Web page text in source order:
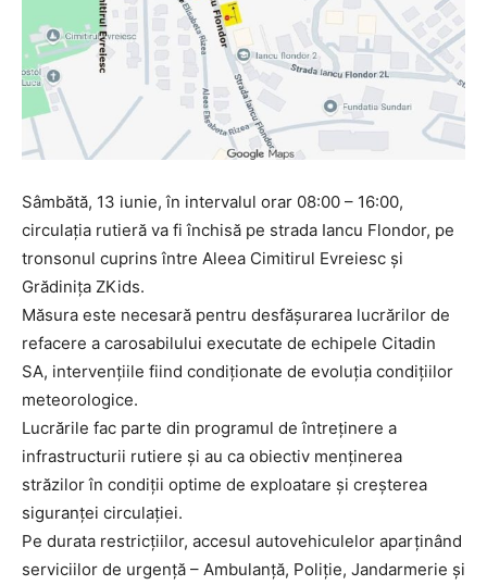
Sâmbătă, 13 iunie, în intervalul orar 08:00 – 16:00,
circulația rutieră va fi închisă pe strada Iancu Flondor, pe
tronsonul cuprins între Aleea Cimitirul Evreiesc și
Grădinița ZKids.
Măsura este necesară pentru desfășurarea lucrărilor de
refacere a carosabilului executate de echipele Citadin
SA, intervențiile fiind condiționate de evoluția condițiilor
meteorologice.
Lucrările fac parte din programul de întreținere a
infrastructurii rutiere și au ca obiectiv menținerea
străzilor în condiții optime de exploatare și creșterea
siguranței circulației.
Pe durata restricțiilor, accesul autovehiculelor aparținând
serviciilor de urgență – Ambulanță, Poliție, Jandarmerie și